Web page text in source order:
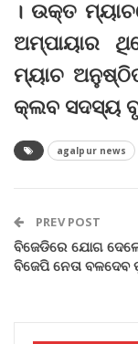
। ଉକ୍ତ
ଅମ୍ପାୟାର
ମ୍ୟାଚ
କ୍ଲବ ସଦସ୍ୟ
agalpur news
PREV POST
ବିଜେଡିରେ ଯୋଗ
ବିଜେପି ନେତା ବଳଦେବ